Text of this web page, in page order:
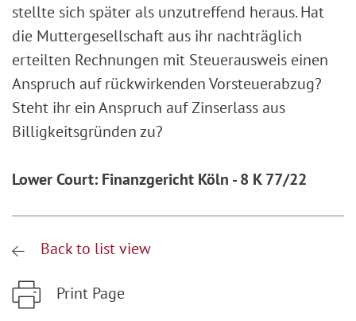
stellte sich später als unzutreffend heraus. Hat
die Muttergesellschaft aus ihr nachträglich
erteilten Rechnungen mit Steuerausweis einen
Anspruch auf rückwirkenden Vorsteuerabzug?
Steht ihr ein Anspruch auf Zinserlass aus
Billigkeitsgründen zu?
Lower Court: Finanzgericht Köln - 8 K 77/22
Back to list view
Print Page